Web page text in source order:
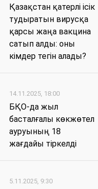
Қазақстан қатерлі ісік
тудыратын вирусқа
қарсы жаңа вакцина
сатып алды: оны
кімдер тегін алады?
14.11.2025, 18:00
БҚО-да жыл
басталғалы көкжөтел
ауруының 18
жағдайы тіркелді
5.11.2025, 9:30